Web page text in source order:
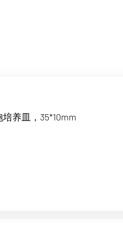
培养皿，35*10mm